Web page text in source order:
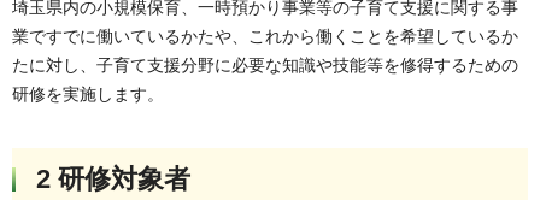
埼玉県内の小規模保育、一時預かり事業等の子育て支援に関する事
業ですでに働いているかたや、これから働くことを希望しているか
たに対し、子育て支援分野に必要な知識や技能等を修得するための
研修を実施します。
2 研修対象者